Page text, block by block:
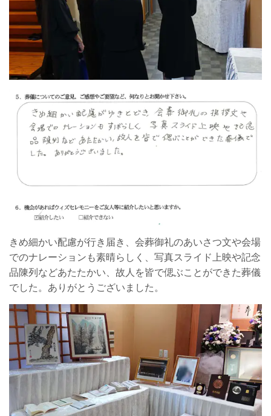
きめ細かい配慮が行き届き、会葬御礼のあいさつ文や会場
でのナレーションも素晴らしく、写真スライド上映や記念
品陳列などあたたかい、故人を皆で偲ぶことができた葬儀
でした。ありがとうございました。